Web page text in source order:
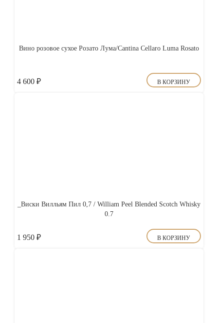
Вино розовое сухое Розато Лума/Cantina Cellaro Luma Rosato
4 600 ₽ В КОРЗИНУ
_Виски Вилльям Пил 0,7 / William Peel Blended Scotch Whisky
0.7
1 950 ₽ В КОРЗИНУ